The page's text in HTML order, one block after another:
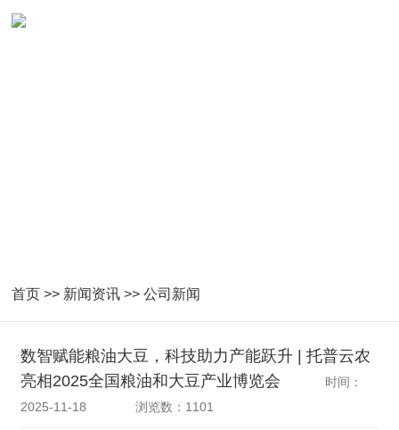
首页 >> 新闻资讯 >>公司新闻
数智赋能粮油大豆，科技助力产能跃升 | 托普云农
亮相2025全国粮油和大豆产业博览会
时间：
2025-11-18
浏览数：1101